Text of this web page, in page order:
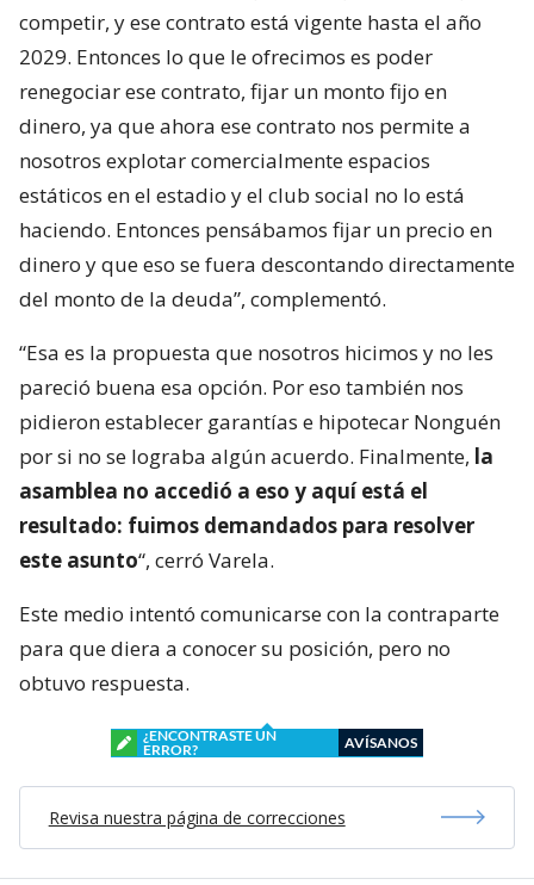
competir, y ese contrato está vigente hasta el año
2029. Entonces lo que le ofrecimos es poder
renegociar ese contrato, fijar un monto fijo en
dinero, ya que ahora ese contrato nos permite a
nosotros explotar comercialmente espacios
estáticos en el estadio y el club social no lo está
haciendo. Entonces pensábamos fijar un precio en
dinero y que eso se fuera descontando directamente
del monto de la deuda”, complementó.
“Esa es la propuesta que nosotros hicimos y no les
pareció buena esa opción. Por eso también nos
pidieron establecer garantías e hipotecar Nonguén
por si no se lograba algún acuerdo. Finalmente, la
asamblea no accedió a eso y aquí está el
resultado: fuimos demandados para resolver
este asunto“, cerró Varela.
Este medio intentó comunicarse con la contraparte
para que diera a conocer su posición, pero no
obtuvo respuesta.
¿ENCONTRASTE UN
ERROR?
AVÍSANOS
Revisa nuestra página de correcciones